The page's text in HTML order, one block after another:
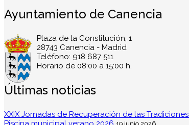
Ayuntamiento de Canencia
Plaza de la Constitución, 1
28743 Canencia - Madrid
Teléfono: 918 687 511
Horario de 08:00 a 15:00 h.
Últimas noticias
XXIX Jornadas de Recuperación de las Tradiciones